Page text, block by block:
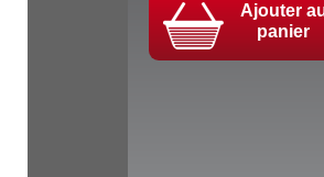
Ajouter
panier